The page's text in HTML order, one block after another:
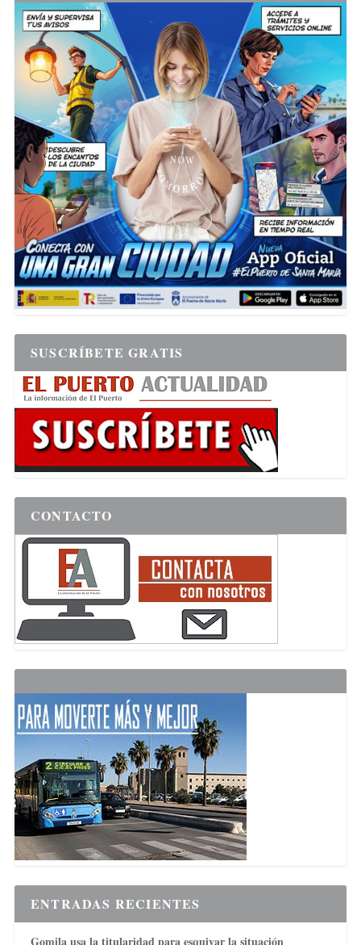
SUSCRÍBETE GRATIS
CONTACTO
ENTRADAS RECIENTES
Gomila usa la titularidad para esquivar la situación